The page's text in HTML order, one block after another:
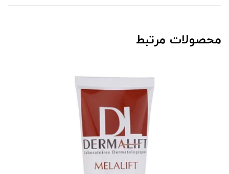
محصولات مرتبط